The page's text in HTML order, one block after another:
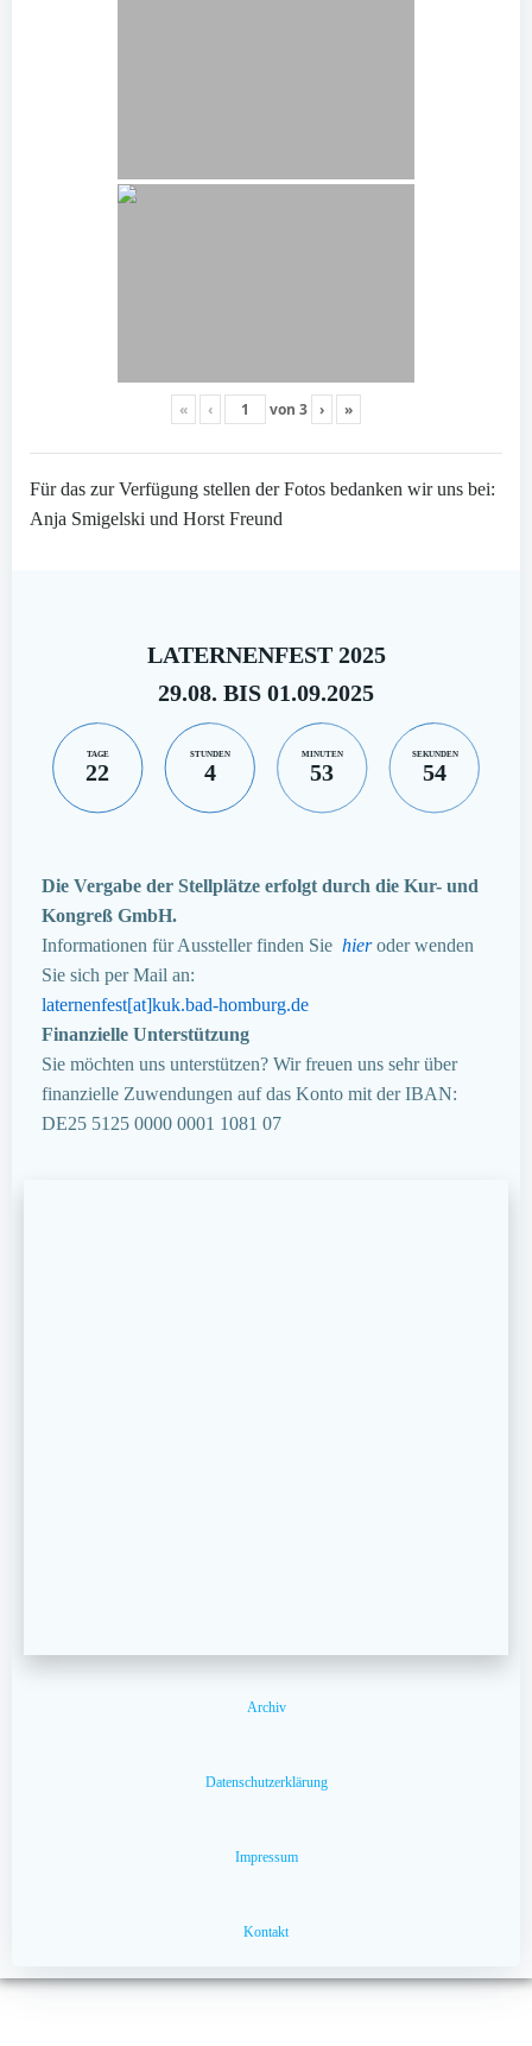
« ‹ von 3 › »
Für das zur Verfügung stellen der Fotos bedanken wir uns bei:
Anja Smigelski und Horst Freund
LATERNENFEST 2025
29.08. BIS 01.09.2025
TAGE
22
STUNDEN
4
MINUTEN
53
SEKUNDEN
53
Die Vergabe der Stellplätze erfolgt durch die Kur- und
Kongreß GmbH.
Informationen für Aussteller finden Sie hieroder wenden
Sie sich per Mail an:
laternenfest[at]kuk.bad-homburg.de
Finanzielle Unterstützung
Sie möchten uns unterstützen? Wir freuen uns sehr über
finanzielle Zuwendungen auf das Konto mit der IBAN:
DE25 5125 0000 0001 1081 07
Archiv
Datenschutzerklärung
Impressum
Kontakt